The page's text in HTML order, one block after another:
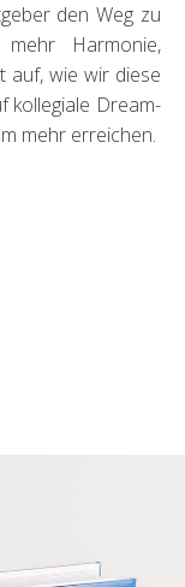
den Weg zu
Harmonie,
auf, wie wir diese
kollegiale Dream-
mehr erreichen.